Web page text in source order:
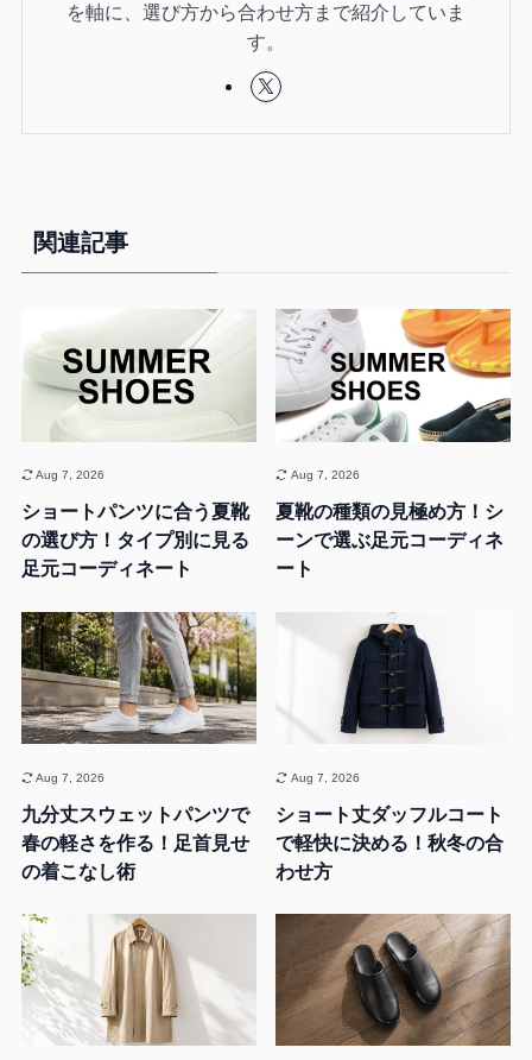
を軸に、選び方から合わせ方まで紹介していま
す。
関連記事
ショートパンツに合う夏靴
の選び方！タイプ別に見る
足元コーディネート
Aug 7, 2026
夏靴の種類の見極め方！シ
ーンで選ぶ足元コーディネ
ート
Aug 7, 2026
九分丈スウェットパンツで
春の軽さを作る！足首見せ
の着こなし術
Aug 7, 2026
ショート丈ダッフルコート
で軽快に決める！秋冬の合
わせ方
Aug 7, 2026